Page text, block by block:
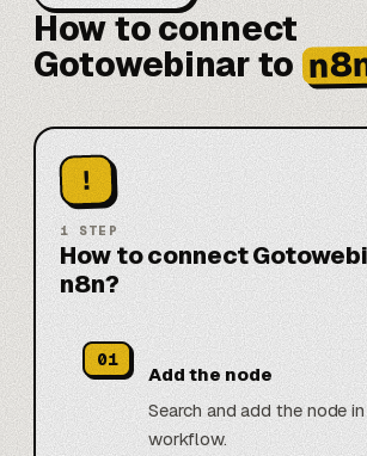
How to connect
Gotowebinar to
!
1 STEP
How to connect
n8n?
01
Add the node
Search and add the node
workflow.